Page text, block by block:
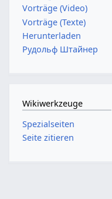
Vorträge (Video)
Vorträge (Texte)
Herunterladen
Рудольф Штайнер
Wikiwerkzeuge
Spezialseiten
Seite zitieren